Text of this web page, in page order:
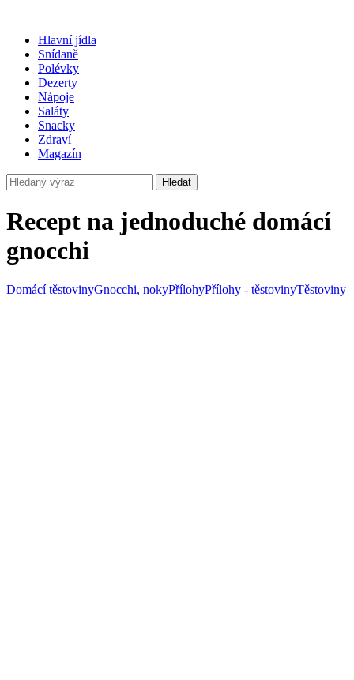
Hlavní jídla
Snídaně
Polévky
Dezerty
Nápoje
Saláty
Snacky
Zdraví
Magazín
Hledat
Recept na jednoduché domácí
gnocchi
Domácí těstovinyGnocchi, nokyPřílohyPřílohy - těstovinyTěstoviny